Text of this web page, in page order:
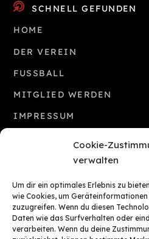
Cookie-
verwalten
Um dir ein optimales Erlebnis zu
wie Cookies, um
zuzugreifen. Wenn du diesen
Daten wie das Surfverhalten oder
verarbeiten. Wenn du deine
SCHNELL GEFUNDEN
HOME
DER VEREIN
FUSSBALL
MITGLIED WERDEN
IMPRESSUM
Amateurfußball M-V auf
Ligen aktuell auf FUSSBALL.DE
Ligen Übersicht auf